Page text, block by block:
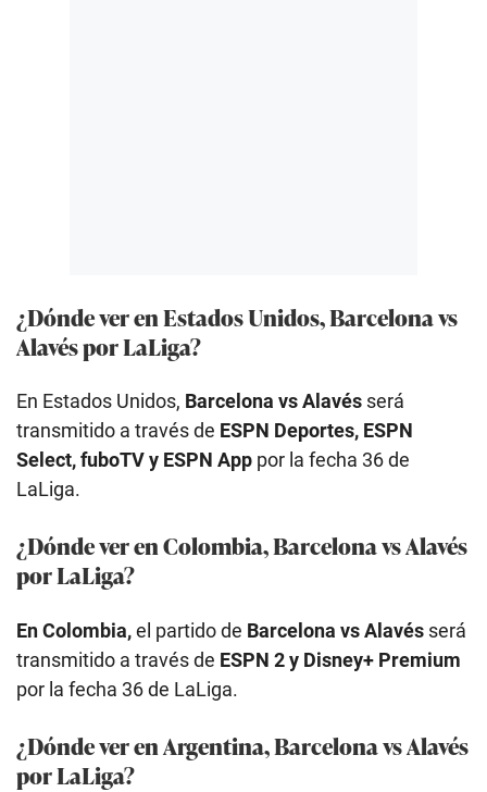
¿Dónde ver en Estados Unidos, Barcelona vs
Alavés por LaLiga?
En Estados Unidos, Barcelona vs Alavés será
transmitido a través de ESPN Deportes, ESPN
Select, fuboTV y ESPN App por la fecha 36 de
LaLiga.
¿Dónde ver en Colombia, Barcelona vs Alavés
por LaLiga?
En Colombia,el partido de Barcelona vs Alavés será
transmitido a través de ESPN 2 y Disney+ Premium
por la fecha 36 de LaLiga.
¿Dónde ver en Argentina, Barcelona vs Alavés
por LaLiga?